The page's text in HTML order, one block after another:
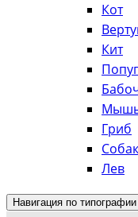
Кот
Кит
Гриб
Лев
Навигация по типографии